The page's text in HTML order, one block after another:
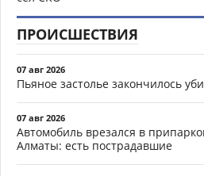
ПРОИСШЕСТВИЯ
07 авг 2026
Пьяное застолье закончилось
07 авг 2026
Автомобиль врезался в
Алматы: есть пострадавшие